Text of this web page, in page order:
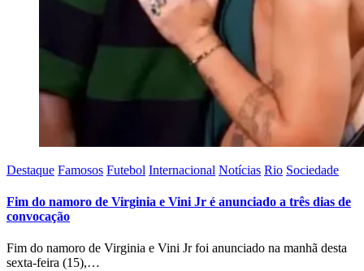
Destaque Famosos Futebol Internacional Notícias Rio Sociedade
Fim do namoro de Virginia e Vini Jr é anunciado a três dias de
convocação
Fim do namoro de Virginia e Vini Jr foi anunciado na manhã desta
sexta-feira (15),…